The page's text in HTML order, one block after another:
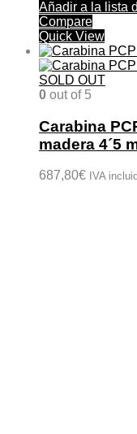
Añadir a la lista
Compare
Quick View
SOLD OUT
0 out of 5
Carabina
madera 4´5
687,80€ IVA